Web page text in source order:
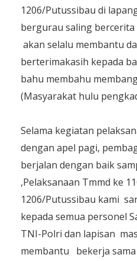
1206/Putussibau di
bergurau saling
akan selalu membantu
berterimakasih kepada
bahu membahu
(Masyarakat hulu
Selama kegiatan
dengan apel pagi,
berjalan dengan baik
,Pelaksanaan Tmmd ke
1206/Putussibau kami
kepada semua personel
TNI-Polri dan lapisan
membantu bekerja